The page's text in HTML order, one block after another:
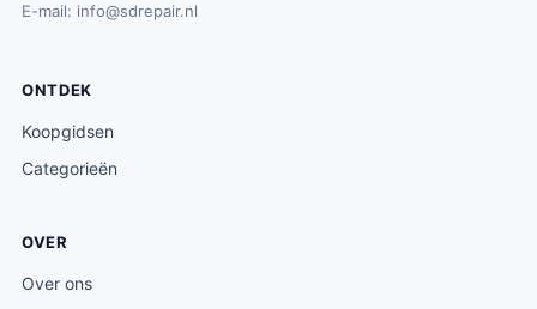
E-mail: info@sdrepair.nl
ONTDEK
Koopgidsen
Categorieën
OVER
Over ons